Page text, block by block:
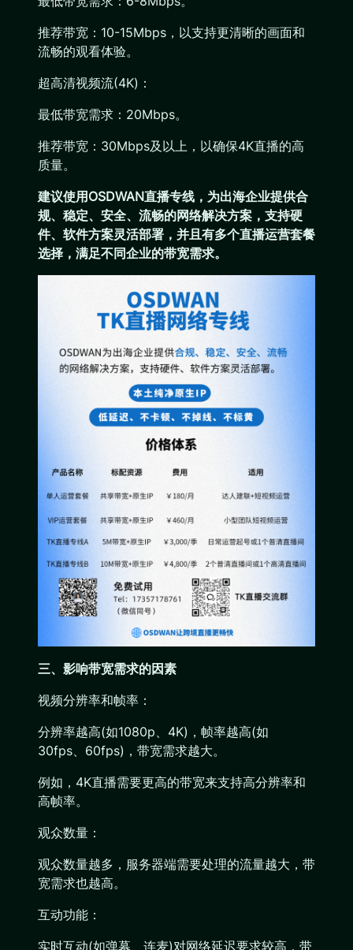
推荐带宽：10-15Mbps，以支持更清晰的画面和
流畅的观看体验。
超高清视频流(4K)：
最低带宽需求：20Mbps。
推荐带宽：30Mbps及以上，以确保4K直播的高
质量。
建议使用OSDWAN直播专线，为出海企业提供合
规、稳定、安全、流畅的网络解决方案，支持硬
件、软件方案灵活部署，并且有多个直播运营套餐
选择，满足不同企业的带宽需求。
三、影响带宽需求的因素
视频分辨率和帧率：
分辨率越高(如1080p、4K)，帧率越高(如
30fps、60fps)，带宽需求越大。
例如，4K直播需要更高的带宽来支持高分辨率和
高帧率。
观众数量：
观众数量越多，服务器端需要处理的流量越大，带
宽需求也越高。
互动功能：
实时互动(如弹幕、连麦)对网络延迟要求较高，带